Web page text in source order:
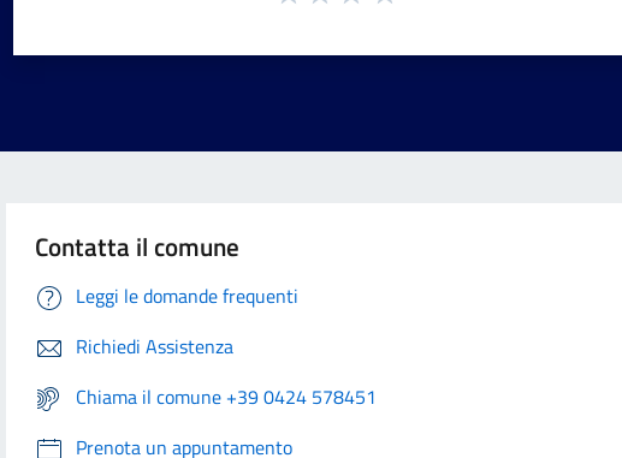
Contatta il comune
Leggi le domande frequenti
Richiedi Assistenza
Chiama il comune +39 0424 578451
Prenota un appuntamento